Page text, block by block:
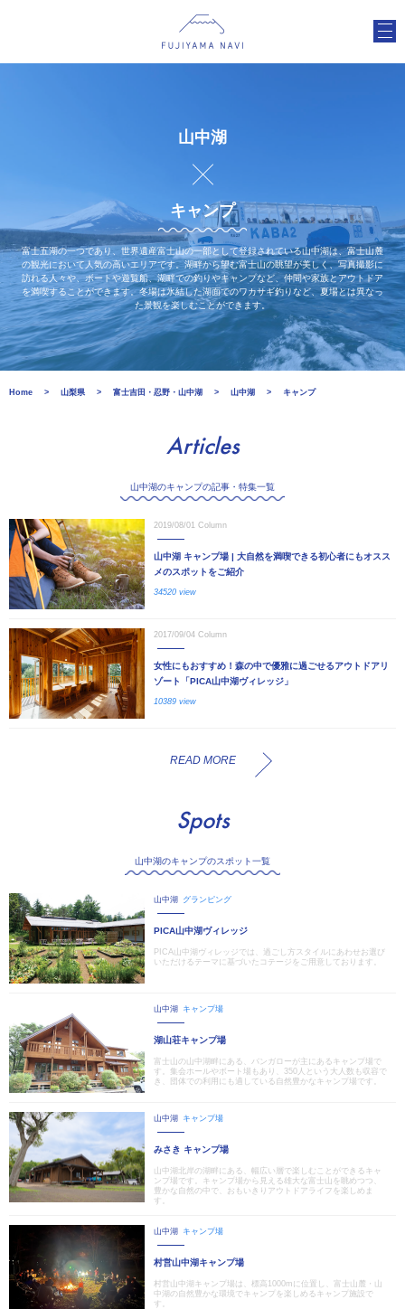
山中湖
キャンプ
富士五湖の一つであり、世界遺産富士山の一部として登録されている山中湖は、富士山麓
の観光において人気の高いエリアです。湖畔から望む富士山の眺望が美しく、写真撮影に
訪れる人々や、ボートや遊覧船、湖畔での釣りやキャンプなど、仲間や家族とアウトドア
を満喫することができます。冬場は氷結した湖面でのワカサギ釣りなど、夏場とは異なっ
た景観を楽しむことができます。
Home 山梨県 富士吉田・忍野・山中湖 山中湖 キャンプ
Articles
山中湖のキャンプの記事・特集一覧
2019/08/01 Column
山中湖 キャンプ場 | 大自然を満喫できる初心者にもオスス
メのスポットをご紹介
34520 view
2017/09/04 Column
女性にもおすすめ！森の中で優雅に過ごせるアウトドアリ
ゾート「PICA山中湖ヴィレッジ」
10389 view
READ MORE
Spots
山中湖のキャンプのスポット一覧
山中湖 グランピング
PICA山中湖ヴィレッジ
PICA山中湖ヴィレッジでは、過ごし方スタイルにあわせお選び
いただけるテーマに基づいたコテージをご用意しております。
山中湖 キャンプ場
湖山荘キャンプ場
富士山の山中湖畔にある、バンガローが主にあるキャンプ場で
す。集会ホールやボート場もあり、350人という大人数も収容で
き、団体での利用にも適している自然豊かなキャンプ場です。
山中湖 キャンプ場
みさき キャンプ場
山中湖北岸の湖畔にある、幅広い層で楽しむことができるキャ
ンプ場です。キャンプ場から見える雄大な富士山を眺めつつ、
豊かな自然の中で、おもいきりアウトドアライフを楽しめま
す。
山中湖 キャンプ場
村営山中湖キャンプ場
村営山中湖キャンプ場は、標高1000mに位置し、富士山麓・山
中湖の自然豊かな環境でキャンプを楽しめるキャンプ施設で
す。